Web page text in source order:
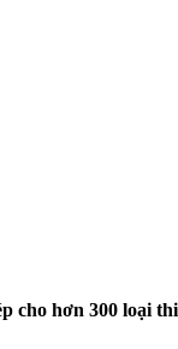
cho hơn 300 loại